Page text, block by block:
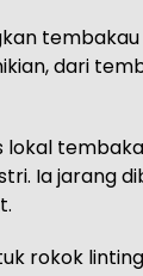
dari
lokal
Ia jarang
rokok